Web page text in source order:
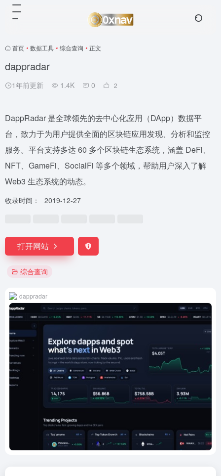
首页 • 数据工具 • 综合查询 • 正文
dappradar
1年前更新 1.4K 0 2
DappRadar 是全球领先的去中心化应用（DApp）数据平
台，致力于为用户提供全面的区块链应用发现、分析和监控
服务。平台支持多达 60 多个区块链生态系统，涵盖 DeFi、
NFT、GameFi、SocialFi 等多个领域，帮助用户深入了解
Web3 生态系统的动态。
收录时间： 2019-12-27
打开网站
综合查询
dappradar